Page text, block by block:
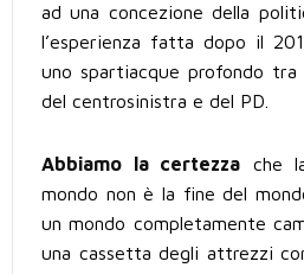
ad una concezione della
l’esperienza fatta dopo il
uno spartiacque profondo
del centrosinistra e del PD.
Abbiamo la certezza che
mondo non è la fine del
un mondo completamente
una cassetta degli attrezzi